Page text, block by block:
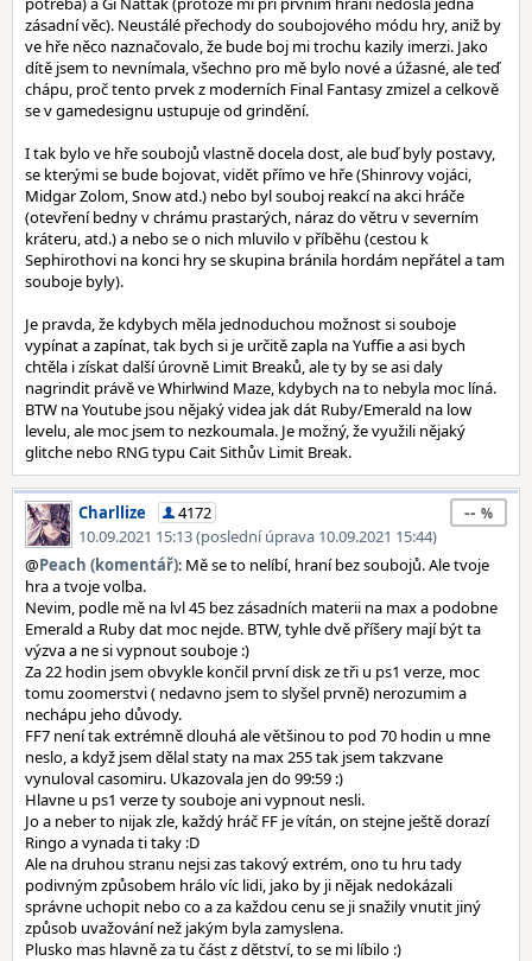
zásadní věc). Neustálé přechody do soubojového módu hry, aniž by
ve hře něco naznačovalo, že bude boj mi trochu kazily imerzi. Jako
dítě jsem to nevnímala, všechno pro mě bylo nové a úžasné, ale teď
chápu, proč tento prvek z moderních Final Fantasy zmizel a celkově
se v gamedesignu ustupuje od grindění.
I tak bylo ve hře soubojů vlastně docela dost, ale buď byly postavy,
se kterými se bude bojovat, vidět přímo ve hře (Shinrovy vojáci,
Midgar Zolom, Snow atd.) nebo byl souboj reakcí na akci hráče
(otevření bedny v chrámu prastarých, náraz do větru v severním
kráteru, atd.) a nebo se o nich mluvilo v příběhu (cestou k
Sephirothovi na konci hry se skupina bránila hordám nepřátel a tam
souboje byly).
Je pravda, že kdybych měla jednoduchou možnost si souboje
vypínat a zapínat, tak bych si je určitě zapla na Yuffie a asi bych
chtěla i získat další úrovně Limit Breaků, ale ty by se asi daly
nagrindit právě ve Whirlwind Maze, kdybych na to nebyla moc líná.
BTW na Youtube jsou nějaký videa jak dát Ruby/Emerald na low
levelu, ale moc jsem to nezkoumala. Je možný, že využili nějaký
glitche nebo RNG typu Cait Sithův Limit Break.
Charllize
4172
10.09.2021 15:13 (poslední úprava 10.09.2021 15:44)
--
@Peach (komentář): Mě se to nelíbí, hraní bez soubojů. Ale tvoje
hra a tvoje volba.
Nevim, podle mě na lvl 45 bez zásadních materii na max a podobne
Emerald a Ruby dat moc nejde. BTW, tyhle dvě příšery mají být ta
výzva a ne si vypnout souboje :)
Za 22 hodin jsem obvykle končil první disk ze tři u ps1 verze, moc
tomu zoomerstvi ( nedavno jsem to slyšel prvně) nerozumim a
nechápu jeho důvody.
FF7 není tak extrémně dlouhá ale většinou to pod 70 hodin u mne
neslo, a když jsem dělal staty na max 255 tak jsem takzvane
vynuloval casomiru. Ukazovala jen do 99:59 :)
Hlavne u ps1 verze ty souboje ani vypnout nesli.
Jo a neber to nijak zle, každý hráč FF je vítán, on stejne ještě dorazí
Ringo a vynada ti taky :D
Ale na druhou stranu nejsi zas takový extrém, ono tu hru tady
podivným způsobem hrálo víc lidi, jako by ji nějak nedokázali
správne uchopit nebo co a za každou cenu se ji snažily vnutit jiný
způsob uvažování než jakým byla zamyslena.
Plusko mas hlavně za tu část z dětství, to se mi líbilo :)